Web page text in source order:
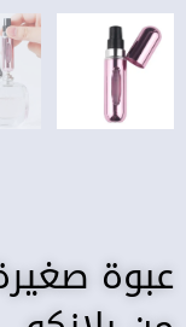
عبوة